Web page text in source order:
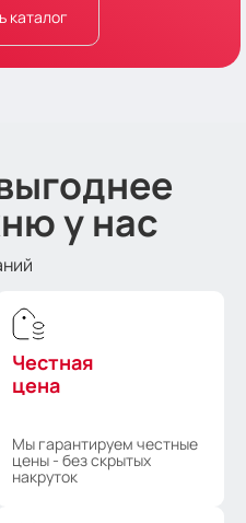
каталог
у нас
Честная
цена
Мы гарантируем честные
цены - без скрытых
накруток